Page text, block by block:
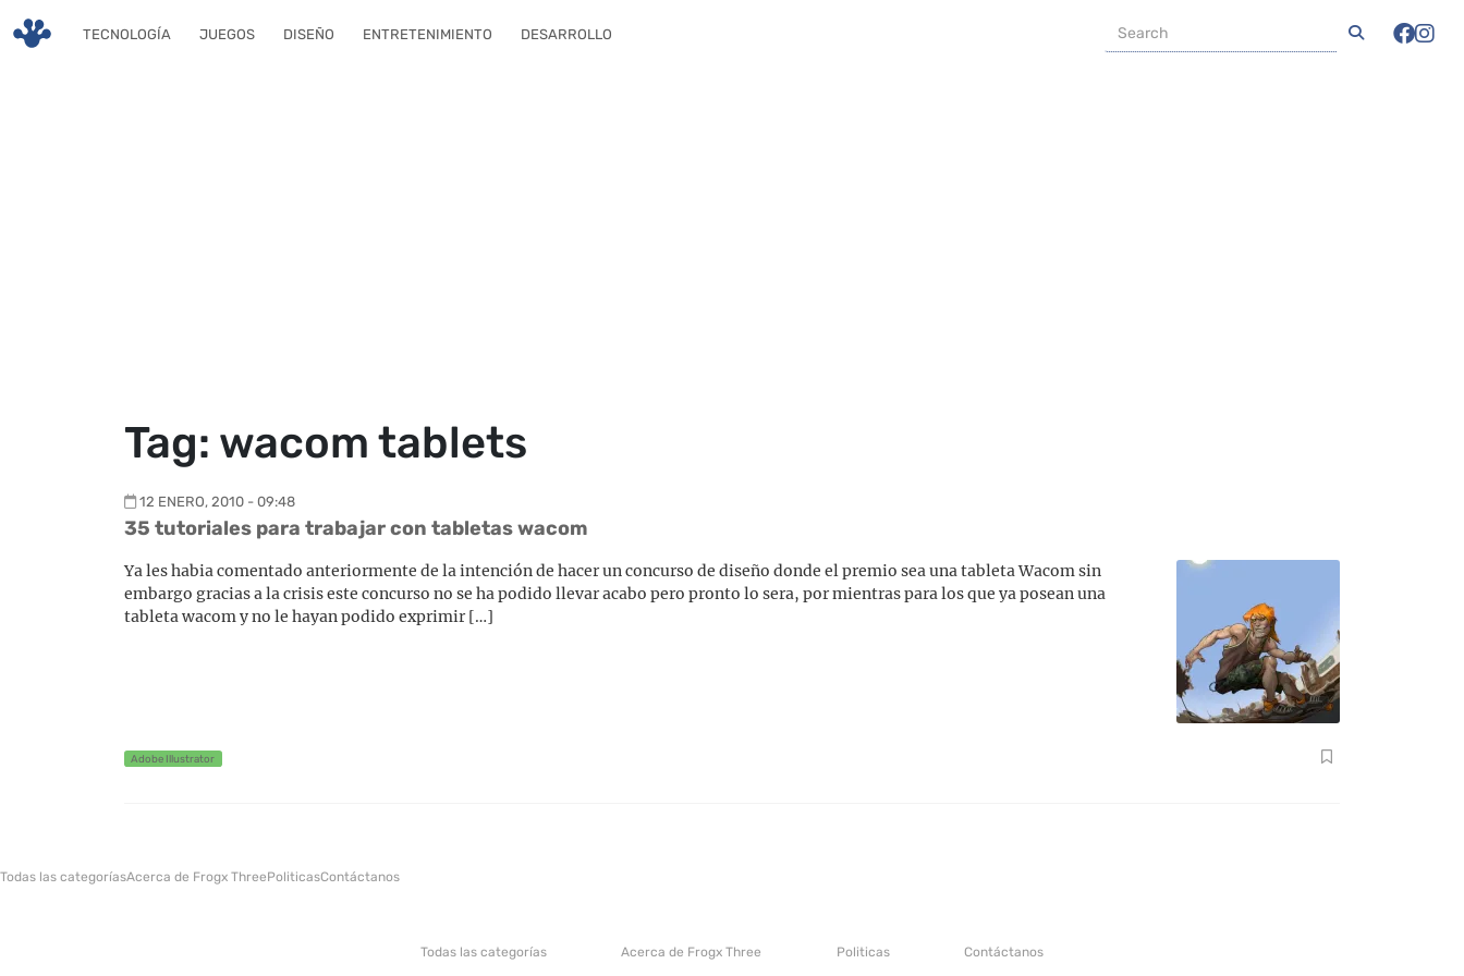
TECNOLOGÍA JUEGOS DISEÑO ENTRETENIMIENTO DESARROLLO
Tag: wacom tablets
12 ENERO, 2010 - 09:48
35 tutoriales para trabajar con tabletas wacom
Ya les habia comentado anteriormente de la intención de hacer un concurso de diseño donde el premio sea una tableta Wacom sin
embargo gracias a la crisis este concurso no se ha podido llevar acabo pero pronto lo sera, por mientras para los que ya posean una
tableta wacom y no le hayan podido exprimir […]
Adobe Illustrator
Todas las categoríasAcerca de Frogx ThreePoliticasContáctanos
Todas las categorías Acerca de Frogx Three Politicas Contáctanos